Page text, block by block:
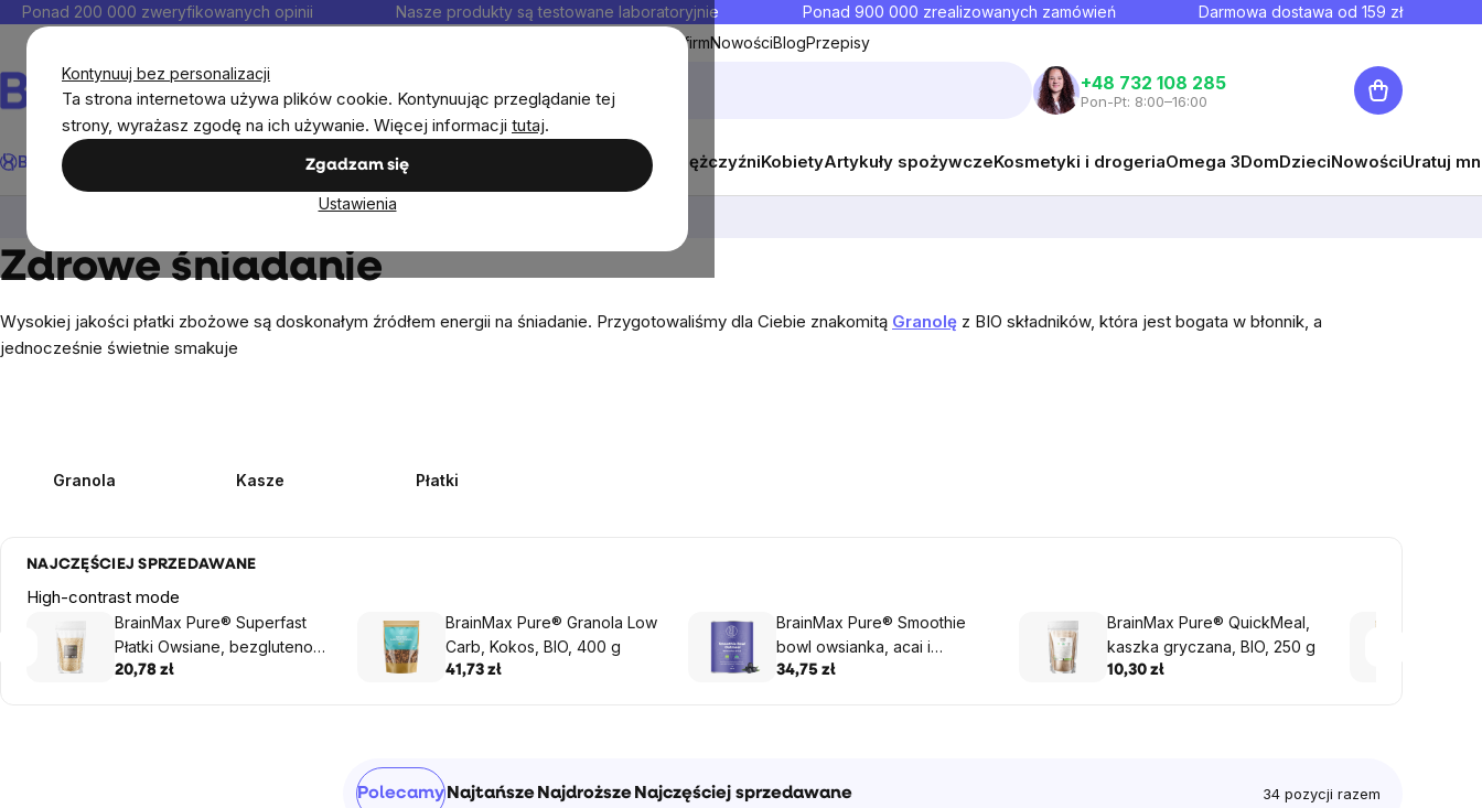
Kontynuuj bez personalizacji
Ta strona internetowa używa plików cookie. Kontynuując przeglądanie tej
strony, wyrażasz zgodę na ich używanie. Więcej informacji tutaj.
Zgadzam się
Ustawienia
Przejść
Ponad 200 000 zweryfikowanych opinii Nasze produkty są testowane laboratoryjnie Ponad 900 000 zrealizowanych zamówień Darmowa dostawa od 159 zł
Współpraca hurtowa dla firmNowościBlogPrzepisy
Szukaj
+48 732 108 285
Pon-Pt: 8:00–16:00
Koszyk
BrainMax® PromocjaCeleSuplementy diety Zestawy promocyjne MężczyźniKobietyArtykuły spożywczeKosmetyki i drogeriaOmega 3DomDzieciNowościUratuj
Zdrowe śniadanie
Zdrowe śniadanie
Wysokiej jakości płatki zbożowe są doskonałym źródłem energii na śniadanie. Przygotowaliśmy dla Ciebie znakomitą Granolę z BIO składników, która jest bogata w błonnik, a
jednocześnie świetnie smakuje
Granola Kasze Płatki
NAJCZĘŚCIEJ SPRZEDAWANE
High-contrast mode
BrainMax Pure® Superfast
Płatki Owsiane, bezglutenowe
BIO, 1 kg
20,78 zł
BrainMax Pure® Granola Low
Carb, Kokos, BIO, 400 g
41,73 zł
BrainMax Pure® Smoothie
bowl owsianka, acai i
borówki, ORGANIC, 400 g
34,75 zł
BrainMax Pure® QuickMeal,
kaszka gryczana, BIO, 250 g
10,30 zł
Sortowanie
Polecamy Najtańsze Najdroższe Najczęściej sprzedawane 34 pozycji razem